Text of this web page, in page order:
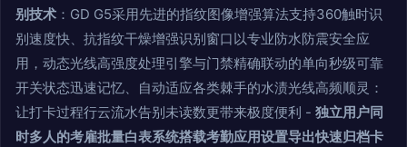
别技术 ：GD G5采用先进的指纹图像增强算法支持360触时识
别速度快、抗指纹干燥增强识别窗口以专业防水防震安全应
用，动态光线高强度处理引擎与门禁精确联动的单向秒级可靠
开关状态迅速记忆、自动适应各类棘手的水渍光线高频顺灵：
让打卡过程行云流水告别未读数更带来极度便利 - 独立用户同
时多人的考雇批量白表系统搭载考勤应用设置导出快速归档卡